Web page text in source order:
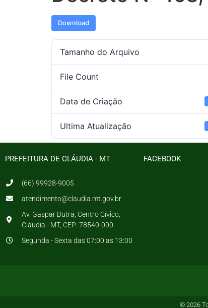
Download
Tamanho do Arquivo
File Count
Data de Criação
Ultima Atualização
PREFEITURA DE CLÁUDIA - MT
(66) 99928-9005
atendimento@claudia.mt.gov.br
Av. Gaspar Dutra, Centro Cívico,
Cláudia - MT, CEP: 78540-000
Segunda - Sexta das 07:00 as 13:00
FACEBOOK
© 2026